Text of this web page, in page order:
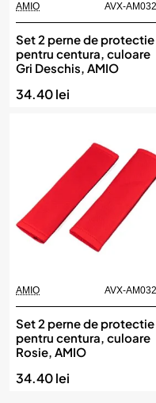
AMIO AVX-
Set 2 perne de protectie
pentru centura, culoare
Gri Deschis, AMIO
34.40 lei
AMIO AVX-
Set 2 perne de protectie
pentru centura, culoare
Rosie, AMIO
34.40 lei